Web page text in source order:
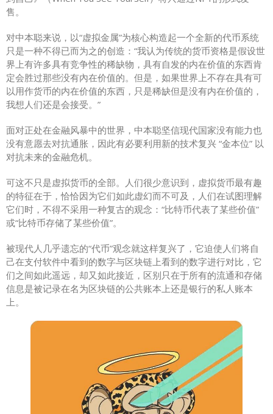
售。
对中本聪来说，以“虚拟金属”为核心构造起一个全新的代币系统
只是一种不得已而为之的创造：“我认为传统的货币资格是假设世
界上有许多具有竞争性的稀缺物，具有自发的内在价值的东西肯
定会胜过那些没有內在价值的。但是，如果世界上不存在具有可
以用作货币的内在价值的东西，只是稀缺但是没有内在价值的，
我想人们还是会接受。”
面对正处在金融风暴中的世界，中本聪坚信现代国家没有能力也
没有意愿去对抗通胀，因此有必要利用新的技术复兴 “金本位” 以
对抗未来的金融危机。
可这不只是虚拟货币的全部。人们很少意识到，虚拟货币最有趣
的特征在于，恰恰因为它们如此虚幻而不可及，人们在试图理解
它们时，不得不采用一种复古的观念：“比特币代表了某些价值”
或“比特币存储了某些价值”。
被现代人几乎遗忘的“代币”观念就这样复兴了，它迫使人们将自
己在支付软件中看到的数字与区块链上看到的数字进行对比，它
们之间如此遥远，却又如此接近，区别只在于所有的流通和存储
信息是被记录在名为区块链的公共账本上还是银行的私人账本
上。